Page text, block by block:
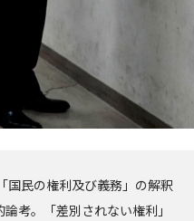
国民の権利及び義務」の解釈
考。「差別されない権利」